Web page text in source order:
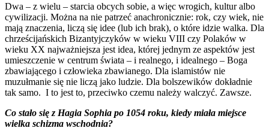
Dwa – z wielu – starcia obcych sobie, a więc wrogich, kultur albo
cywilizacji. Można na nie patrzeć anachronicznie: rok, czy wiek, nie
mają znaczenia, liczą się idee (lub ich brak), o które idzie walka. Dla
chrześcijańskich Bizantyjczyków w wieku VIII czy Polaków w
wieku XX najważniejsza jest idea, której jednym ze aspektów jest
umieszczenie w centrum świata – i realnego, i idealnego – Boga
zbawiającego i człowieka zbawianego. Dla islamistów nie
muzułmanie się nie liczą jako ludzie. Dla bolszewików dokładnie
tak samo. I to jest to, przeciwko czemu należy walczyć. Zawsze.
Co stało się z Hagia Sophia po 1054 roku, kiedy miała miejsce
wielka schizma wschodnia?